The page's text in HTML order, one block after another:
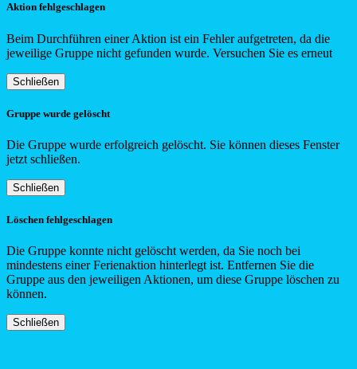
Aktion fehlgeschlagen
Beim Durchführen einer Aktion ist ein Fehler aufgetreten, da die
jeweilige Gruppe nicht gefunden wurde. Versuchen Sie es erneut
Schließen
Gruppe wurde gelöscht
Die Gruppe wurde erfolgreich gelöscht. Sie können dieses Fenster
jetzt schließen.
Schließen
Löschen fehlgeschlagen
Die Gruppe konnte nicht gelöscht werden, da Sie noch bei
mindestens einer Ferienaktion hinterlegt ist. Entfernen Sie die
Gruppe aus den jeweiligen Aktionen, um diese Gruppe löschen zu
können.
Schließen